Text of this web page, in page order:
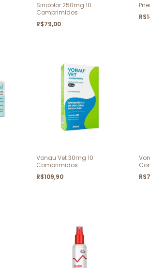
Sindolor 250mg 10
Comprimidos
R$79,00
Vonau Vet 30mg 10
Comprimidos
R$109,90